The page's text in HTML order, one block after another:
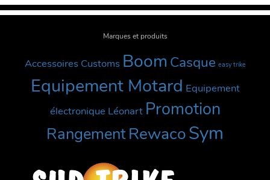
Marques et produits
Accessoires Customs Boom Casque easy trike
Equipement Motard Equipement
électronique Léonart Promotion
RangementRewacoSym